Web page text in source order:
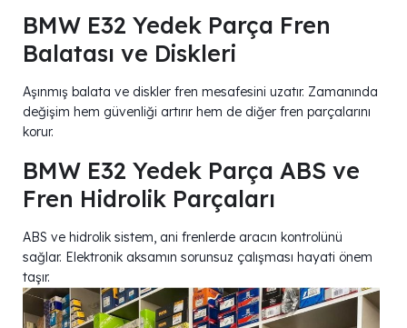
BMW E32 Yedek Parça Fren
Balatası ve Diskleri
Aşınmış balata ve diskler fren mesafesini uzatır. Zamanında
değişim hem güvenliği artırır hem de diğer fren parçalarını
korur.
BMW E32 Yedek Parça ABS ve
Fren Hidrolik Parçaları
ABS ve hidrolik sistem, ani frenlerde aracın kontrolünü
sağlar. Elektronik aksamın sorunsuz çalışması hayati önem
taşır.